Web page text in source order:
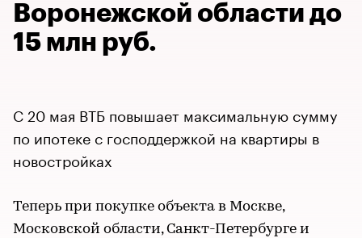
Воронежской области до
15 млн руб.
С 20 мая ВТБ повышает максимальную сумму
по ипотеке с господдержкой на квартиры в
новостройках
Теперь при покупке объекта в Москве,
Московской области, Санкт-Петербурге и